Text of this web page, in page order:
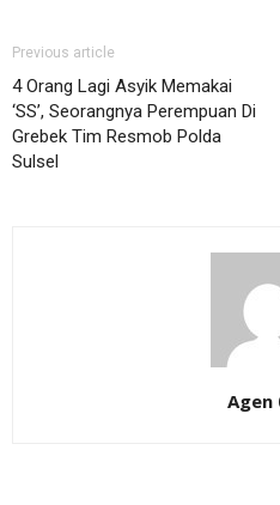
Previous article
4 Orang Lagi Asyik Memakai
‘SS’, Seorangnya Perempuan Di
Grebek Tim Resmob Polda
Sulsel
Agen